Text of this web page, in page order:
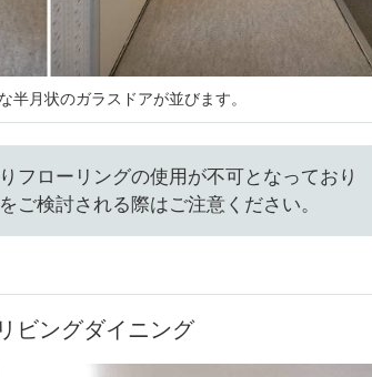
半月状のガラスドアが並びます。
フローリングの使用が不可となっており
ご検討される際はご注意ください。
ビングダイニング